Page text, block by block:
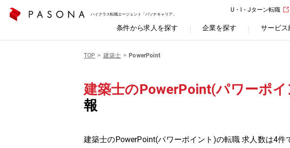
ハイクラス転職エージェント「パソナキャリア」
U・I・Jターン転職
条件から求人を探す 企業を探す サービス
TOP 建築士 PowerPoint
建築士のPowerPoint(パワーポ
報
建築士のPowerPoint(パワーポイント)の転職 求人数は4件